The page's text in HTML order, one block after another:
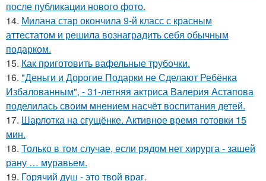
после публикации нового фото.
14. Милана стар окончила 9-й класс с красным
аттестатом и решила вознаградить себя обычным
подарком.
15. Как приготовить вафельные трубочки.
16. "Деньги и Дорогие Подарки не Сделают Ребёнка
Избалованным", - 31-летняя актриса Валерия Астапова
поделилась своим мнением насчёт воспитания детей.
17. Шарлотка на сгущёнке. Активное время готовки 15
мин.
18. Только в том случае, если рядом нет хирурга - зашей
рану … муравьем.
19. Горячий душ - это твой враг.